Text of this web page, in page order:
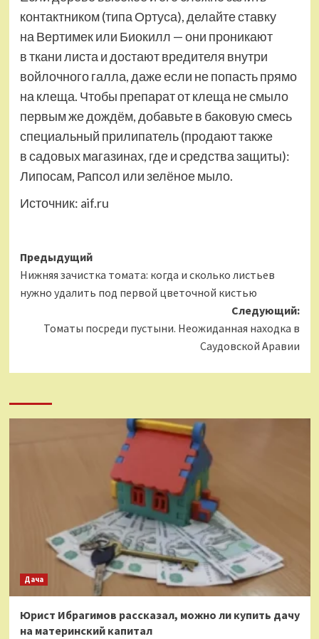
контактником (типа Ортуса), делайте ставку
на Вертимек или Биокилл — они проникают
в ткани листа и достают вредителя внутри
войлочного галла, даже если не попасть прямо
на клеща. Чтобы препарат от клеща не смыло
первым же дождём, добавьте в баковую смесь
специальный прилипатель (продают также
в садовых магазинах, где и средства защиты):
Липосам, Рапсол или зелёное мыло.
Источник: aif.ru
Навигация
записи
Предыдущий
Нижняя зачистка томата: когда и сколько листьев
нужно удалить под первой цветочной кистью
Следующий:
Томаты посреди пустыни. Неожиданная находка в
Саудовской Аравии
Дача
Юрист Ибрагимов рассказал, можно ли купить дачу
на материнский капитал